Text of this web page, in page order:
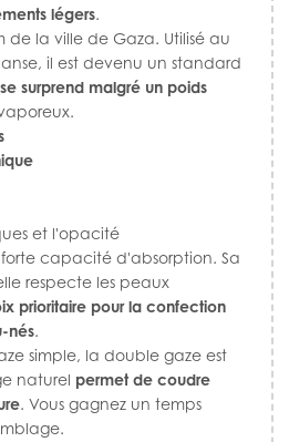
légers.
de la ville de Gaza. Utilisé au
il est devenu un standard
surprend malgré un poids
et l'opacité
capacité d'absorption. Sa
respecte les peaux
prioritaire pour la confection
nés.
simple, la double gaze est
naturel permet de coudre
. Vous gagnez un temps